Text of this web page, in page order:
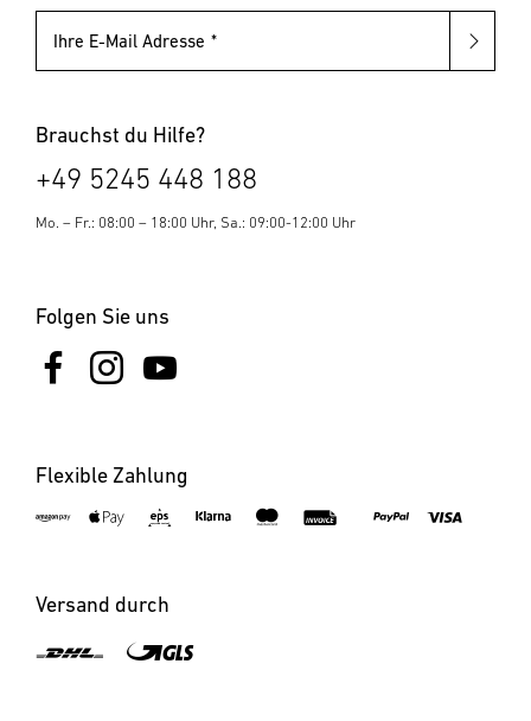
Ihre E-Mail Adresse
Brauchst du Hilfe?
+49 5245 448 188
Mo. – Fr.: 08:00 – 18:00 Uhr, Sa.: 09:00-12:00 Uhr
Folgen Sie uns
Flexible Zahlung
Versand durch